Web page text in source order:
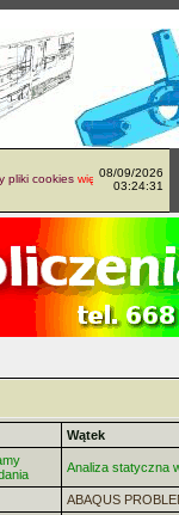
cookieswięcej...08/09/2026
03:24:31
Wątek
Analiza statyczna
ABAQUS